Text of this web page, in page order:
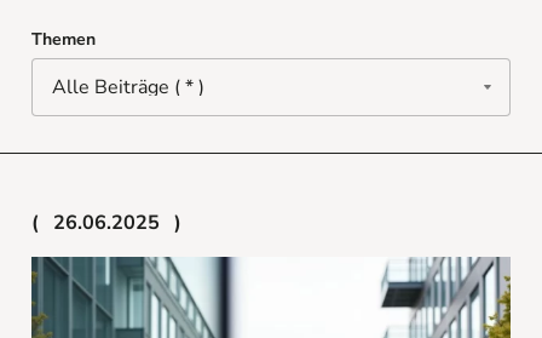
Themen
26.06.2025